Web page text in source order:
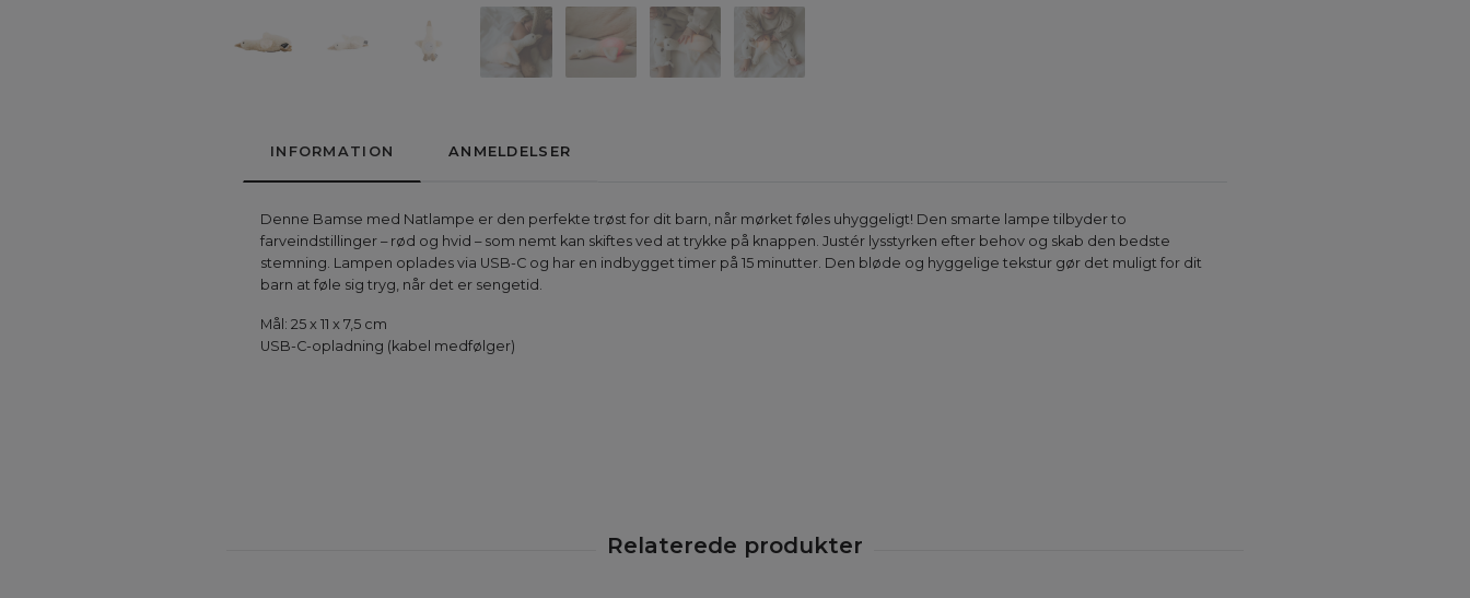
INFORMATION ANMELDELSER
Denne Bamse med Natlampe er den perfekte trøst for dit barn, når mørket føles uhyggeligt! Den smarte lampe tilbyder to
farveindstillinger – rød og hvid – som nemt kan skiftes ved at trykke på knappen. Justér lysstyrken efter behov og skab den bedste
stemning. Lampen oplades via USB-C og har en indbygget timer på 15 minutter. Den bløde og hyggelige tekstur gør det muligt for dit
barn at føle sig tryg, når det er sengetid.
Mål: 25 x 11 x 7,5 cm
USB-C-opladning (kabel medfølger)